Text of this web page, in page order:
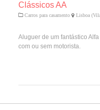
Clássicos AA
Carros para casamento Lisboa
Aluguer de um fantástico
com ou sem motorista.